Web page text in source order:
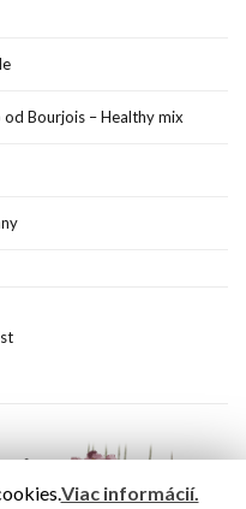
Bourjois – Healthy mix
Viac informácií.